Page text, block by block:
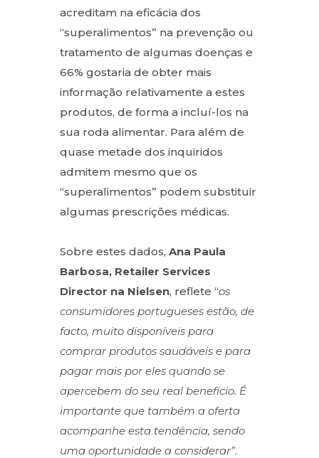
acreditam na eficácia dos
“superalimentos” na prevenção ou
tratamento de algumas doenças e
66% gostaria de obter mais
informação relativamente a estes
produtos, de forma a incluí-los na
sua roda alimentar. Para além de
quase metade dos inquiridos
admitem mesmo que os
“superalimentos” podem substituir
algumas prescrições médicas.
Sobre estes dados, Ana Paula
Barbosa, Retailer Services
Director na Nielsen, reflete “os
consumidores portugueses estão, de
facto, muito disponíveis para
comprar produtos saudáveis e para
pagar mais por eles quando se
apercebem do seu real benefício. É
importante que também a oferta
acompanhe esta tendência, sendo
uma oportunidade a considerar”.